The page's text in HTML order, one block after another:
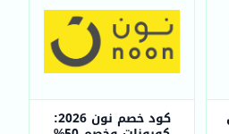
كود خصم نون 2026: